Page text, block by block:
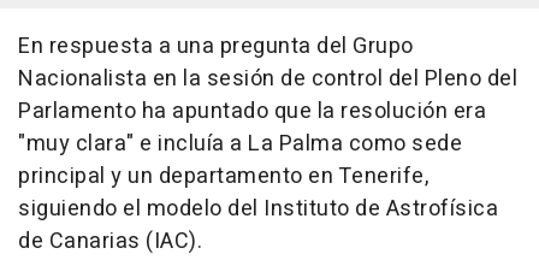
En respuesta a una pregunta del Grupo
Nacionalista en la sesión de control del Pleno del
Parlamento ha apuntado que la resolución era
"muy clara" e incluía a La Palma como sede
principal y un departamento en Tenerife,
siguiendo el modelo del Instituto de Astrofísica
de Canarias (IAC).